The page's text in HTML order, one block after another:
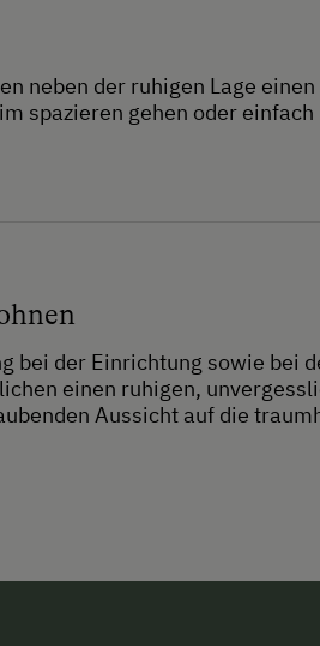
neben der ruhigen Lage
spazieren gehen oder
bei der Einrichtung sowie bei
einen ruhigen,
Aussicht auf die